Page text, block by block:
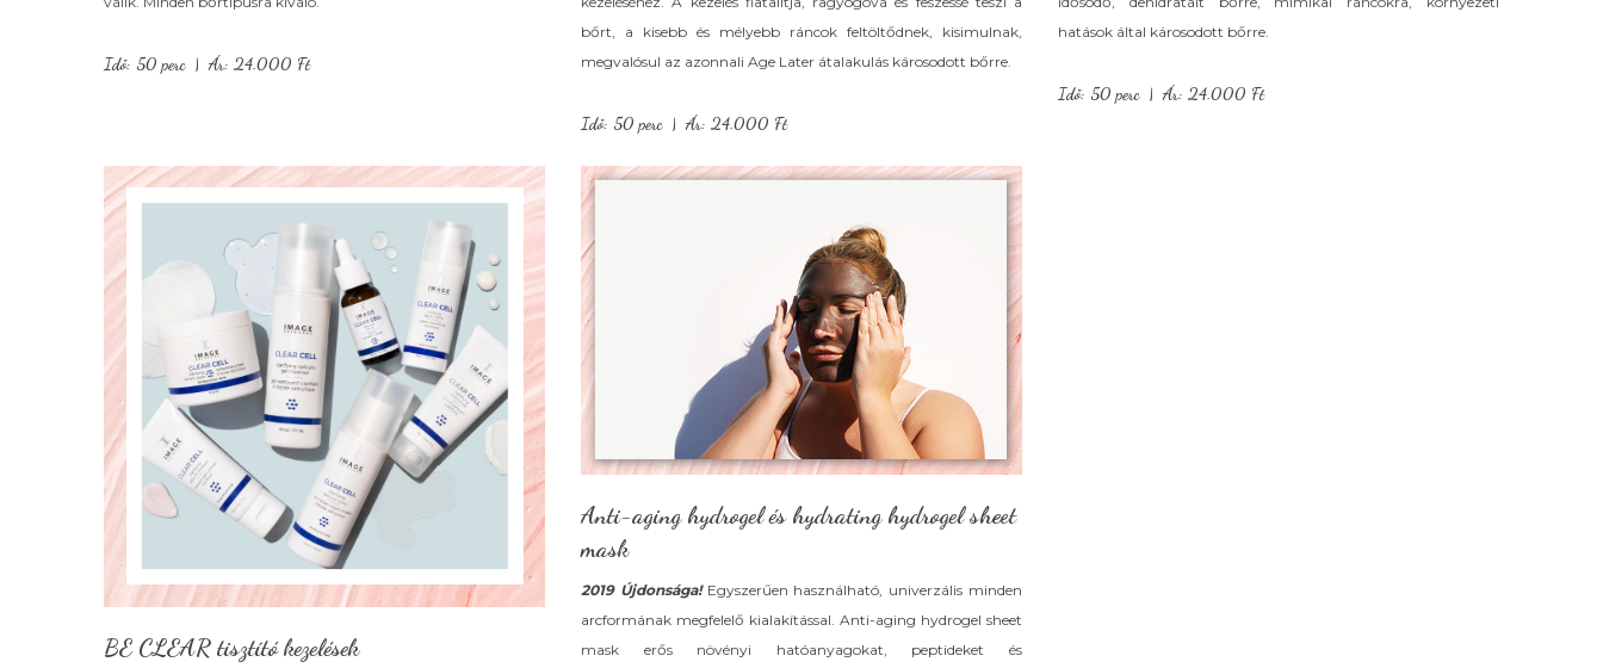
Idő: 50 perc | Ár: 24.000 Ft
bőrt, a kisebb és mélyebb ráncok feltöltődnek, kisimulnak,
megvalósul az azonnali Age Later átalakulás károsodott bőrre.
Idő: 50 perc | Ár: 24.000 Ft
hatások által károsodott bőrre.
Idő: 50 perc | Ár: 24.000 Ft
BE CLEAR tisztító kezelések
Anti-aging hydrogel és hydrating hydrogel sheet
mask
2019 Újdonsága! Egyszerűen használható, univerzális minden
arcformának megfelelő kialakítással. Anti-aging hydrogel sheet
mask erős növényi hatóanyagokat, peptideket és